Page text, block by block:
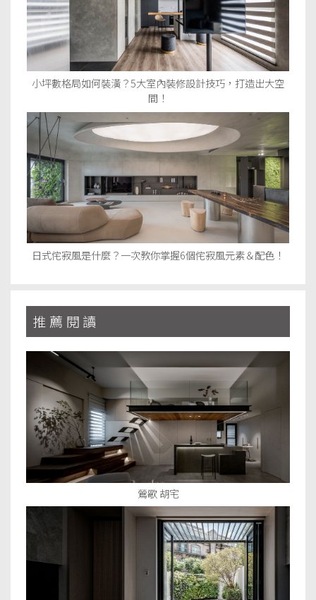
小坪數格局如何裝潢？5大室內裝修設計技巧，打造出大空
間！
日式侘寂風是什麼？一次教你掌握6個侘寂風元素＆配色！
推薦閱讀
鶯歌 胡宅